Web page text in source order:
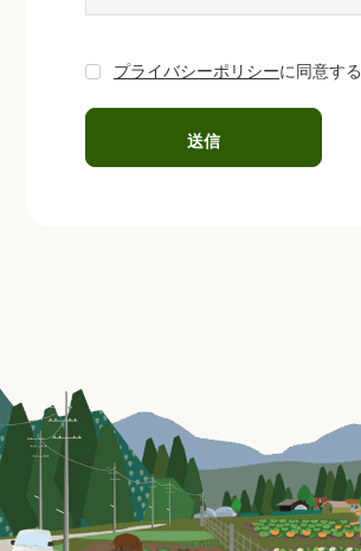
プライバシーポリシーに同意する